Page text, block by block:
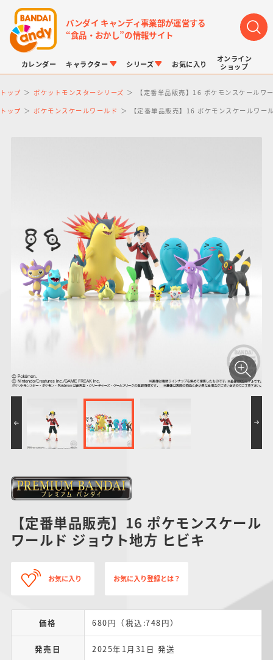
バンダイ キャンディ事業部が運営する
“食品・おかし”の情報サイト
カレンダー キャラクター
仮面ライダーシリー
ズ
PROJECT R.E.D.・
スーパー戦隊シリー
ガンダムシリーズ
ポケットモンスター
アンパンマン
シリーズ
キャラパキ
にふぉるめーしょん
＆スクエアシール
SMPシリーズ
ポケモンスケールワ
ールド
お気に入り
オンライン
ショップ
トップ ポケットモンスターシリーズ 【定番単品販売】16 ポケモンスケールワ
トップ ポケモンスケールワールド 【定番単品販売】16 ポケモンスケールワー
【定番単品販売】16 ポケモンスケール
ワールド ジョウト地方 ヒビキ
お気に入り お気に入り登録とは？
価格 680円（税込:748円）
発売日 2025年1月31日 発送